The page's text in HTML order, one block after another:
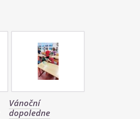
Vánoční
dopoledne